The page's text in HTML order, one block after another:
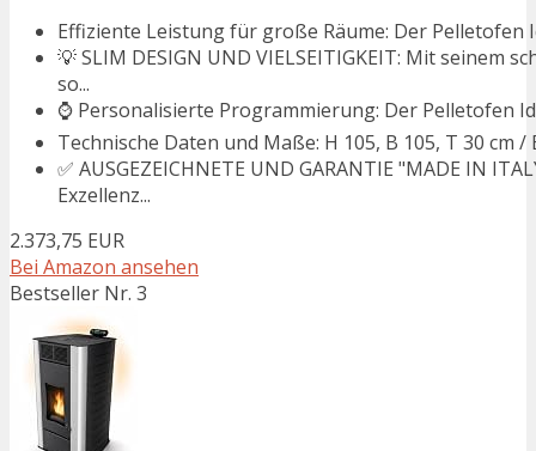
Effiziente Leistung für große Räume: Der Pelletofen
💡 SLIM DESIGN UND VIELSEITIGKEIT: Mit seinem
so...
⌚ Personalisierte Programmierung: Der Pelletofen
Technische Daten und Maße: H 105, B 105, T 30 cm
✅ AUSGEZEICHNETE UND GARANTIE "MADE IN
Exzellenz...
2.373,75 EUR
Bei Amazon ansehen
Bestseller Nr. 3